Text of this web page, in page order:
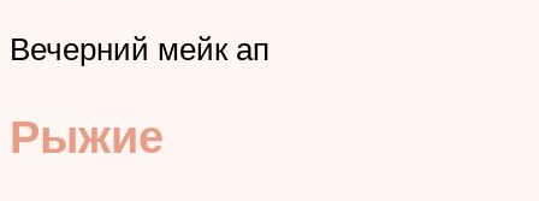
Вечерний мейк ап
Рыжие